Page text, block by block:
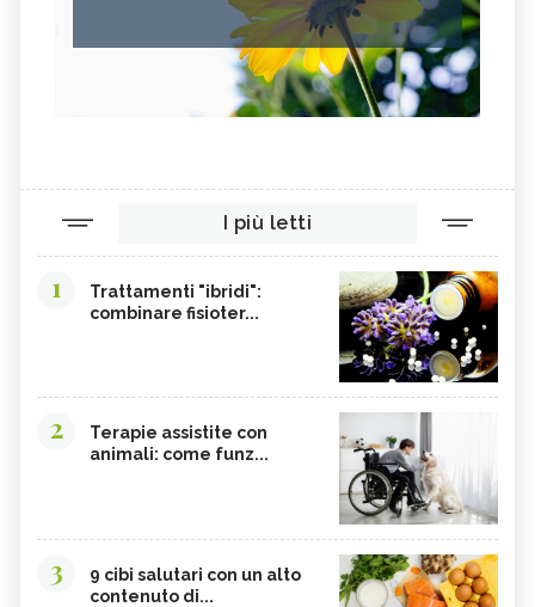
I più letti
1
Trattamenti "ibridi":
combinare fisioter...
2
Terapie assistite con
animali: come funz...
3
9 cibi salutari con un alto
contenuto di...